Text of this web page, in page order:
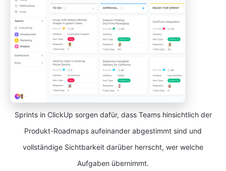
Sprints in ClickUp sorgen dafür, dass Teams hinsichtlich der
Produkt-Roadmaps aufeinander abgestimmt sind und
vollständige Sichtbarkeit darüber herrscht, wer welche
Aufgaben übernimmt.